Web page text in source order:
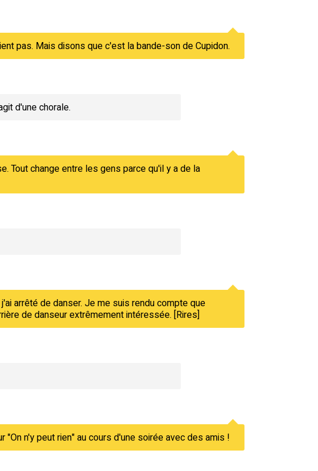
pas. Mais disons que c'est la bande-son de Cupidon.
d'une chorale.
Tout change entre les gens parce qu'il y a de la
arrêté de danser. Je me suis rendu compte que
de danseur extrêmement intéressée. [Rires]
"On n'y peut rien" au cours d'une soirée avec des amis !